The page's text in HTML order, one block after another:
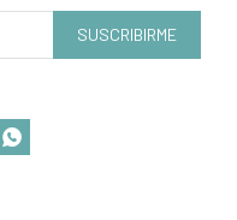
SUSCRIBIRME
